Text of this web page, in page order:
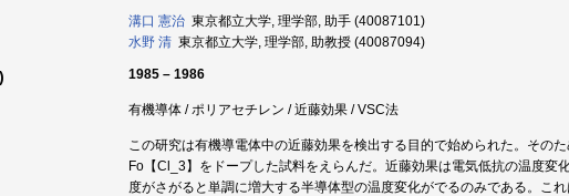
溝口 憲治 東京都立大学, 理学部, 助手 (40087101)
水野 清 東京都立大学, 理学部, 助教授 (40087094)
1985 – 1986
有機導体 / ポリアセチレン / 近藤効果 / VSC法
この研究は有機導電体中の近藤効果を検出する目的で始められた。その
Fo【Cl_3】をドープした試料をえらんだ。近藤効果は電気低抗の温度
度がさがると単調に増大する半導体型の温度変化がでるのみである。こ